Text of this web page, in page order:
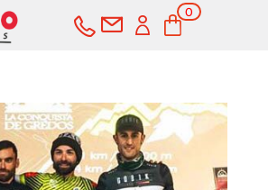
0
elementos